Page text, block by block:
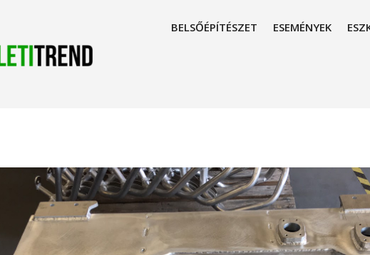
BELSŐÉPÍTÉSZET ESEMÉNYEK